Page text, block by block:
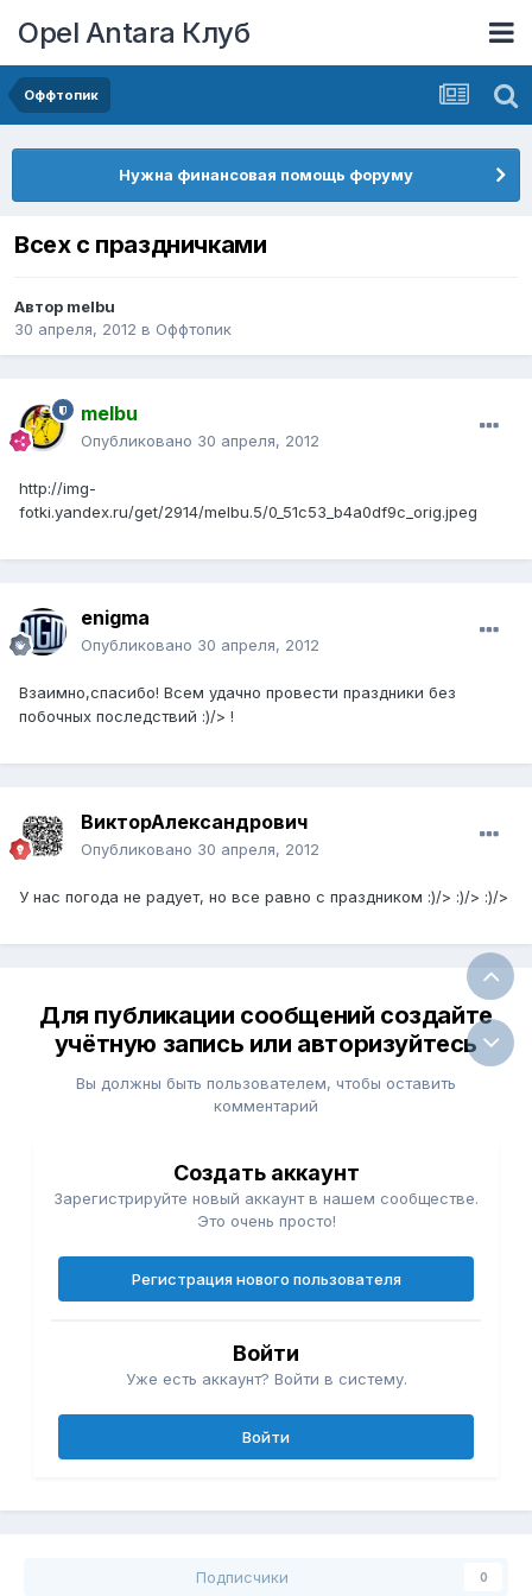
Opel Antara Клуб
Оффтопик
Нужна финансовая помощь форуму
Всех с праздничками
Автор melbu
30 апреля, 2012 в Оффтопик
melbu
Опубликовано 30 апреля, 2012
http://img-
fotki.yandex.ru/get/2914/melbu.5/0_51c53_b4a0df9c_orig.jpeg
enigma
Опубликовано 30 апреля, 2012
Взаимно,спасибо! Всем удачно провести праздники без
побочных последствий :)/> !
ВикторАлександрович
Опубликовано 30 апреля, 2012
У нас погода не радует, но все равно с праздником :)/> :)/> :)/>
Для публикации сообщений создайте
учётную запись или авторизуйтесь
Вы должны быть пользователем, чтобы оставить
комментарий
Создать аккаунт
Зарегистрируйте новый аккаунт в нашем сообществе.
Это очень просто!
Регистрация нового пользователя
Войти
Уже есть аккаунт? Войти в систему.
Войти
Подписчики 0